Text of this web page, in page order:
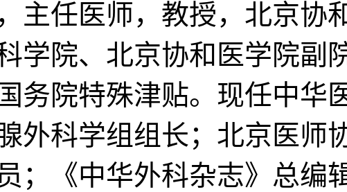
主任医师，教授，北京协
学院、北京协和医学院副
务院特殊津贴。现任中华
外科学组组长；北京医师
；《中华外科杂志》总编